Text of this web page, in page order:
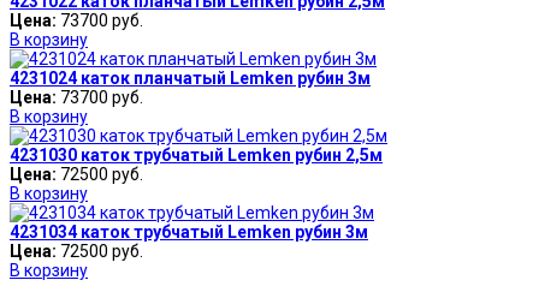
Цена: 73700 руб.
В корзину
4231024 каток планчатый Lemken рубин 3м
Цена: 73700 руб.
В корзину
4231030 каток трубчатый Lemken рубин 2,5м
Цена: 72500 руб.
В корзину
4231034 каток трубчатый Lemken рубин 3м
Цена: 72500 руб.
В корзину